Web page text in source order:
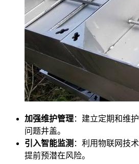
加强维护管理：建立定期和维
问题井盖。
引入智能监测 ：利用物联网技
提前预潜在风险。